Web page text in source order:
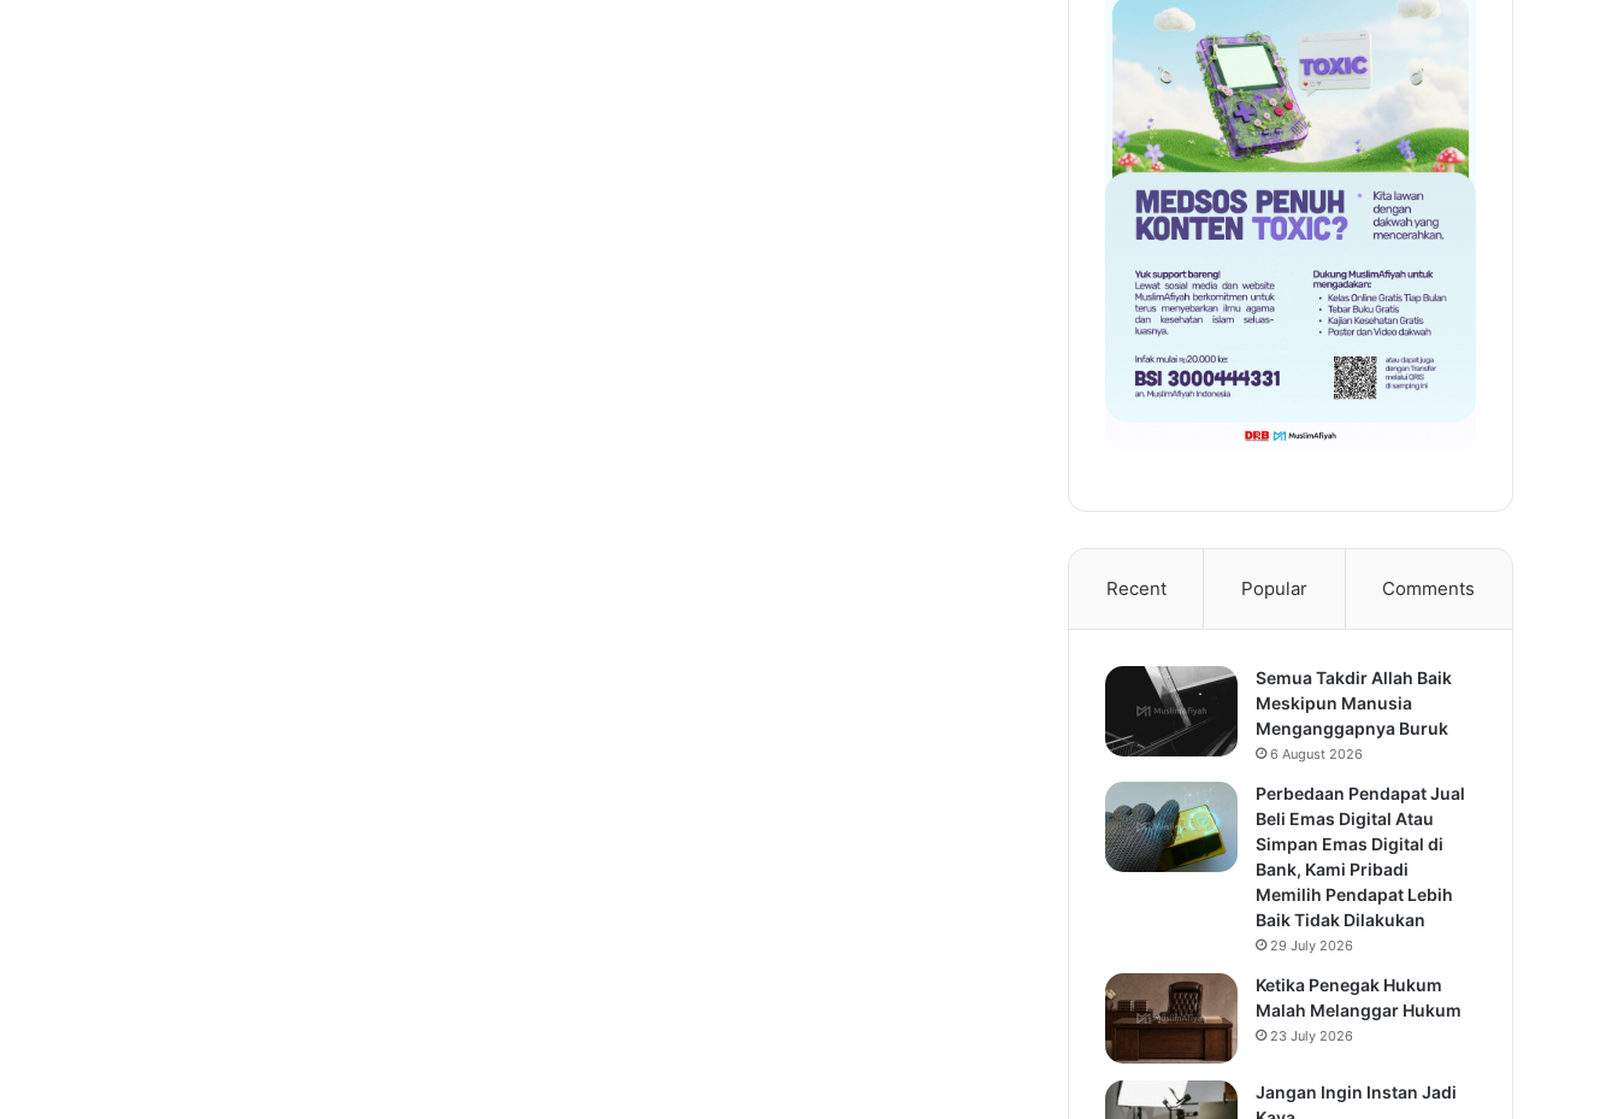
Recent Popular Comments
Semua Takdir Allah Baik
Meskipun Manusia
Menganggapnya Buruk
6 August 2026
Perbedaan Pendapat Jual
Beli Emas Digital Atau
Simpan Emas Digital di
Bank, Kami Pribadi
Memilih Pendapat Lebih
Baik Tidak Dilakukan
29 July 2026
Ketika Penegak Hukum
Malah Melanggar Hukum
23 July 2026
Jangan Ingin Instan Jadi